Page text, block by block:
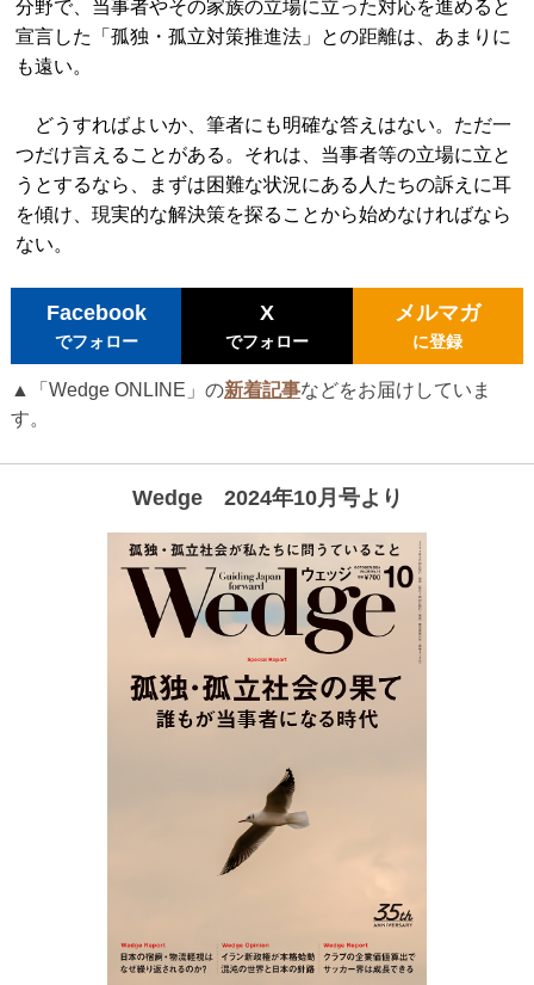
分野で、当事者やその家族の立場に立った対応を進めると
宣言した「孤独・孤立対策推進法」との距離は、あまりに
も遠い。
どうすればよいか、筆者にも明確な答えはない。ただ一
つだけ言えることがある。それは、当事者等の立場に立と
うとするなら、まずは困難な状況にある人たちの訴えに耳
を傾け、現実的な解決策を探ることから始めなければなら
ない。
Facebook
でフォロー
X
でフォロー
メルマガ
に登録
▲「Wedge ONLINE」の新着記事などをお届けしていま
す。
Wedge 2024年10月号より